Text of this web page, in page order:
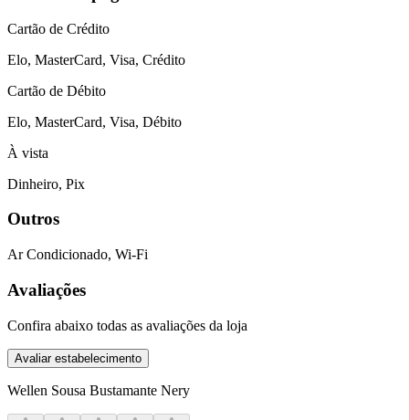
Cartão de Crédito
Elo, MasterCard, Visa, Crédito
Cartão de Débito
Elo, MasterCard, Visa, Débito
À vista
Dinheiro, Pix
Outros
Ar Condicionado, Wi-Fi
Avaliações
Confira abaixo todas as avaliações da loja
Avaliar estabelecimento
Wellen Sousa Bustamante Nery